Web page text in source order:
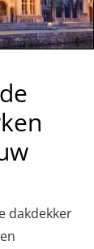
dakdekker